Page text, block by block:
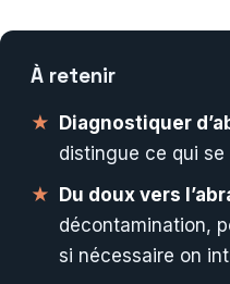
À retenir
Diagnostiquer
distingue ce qui
Du doux vers
décontamination,
si nécessaire on